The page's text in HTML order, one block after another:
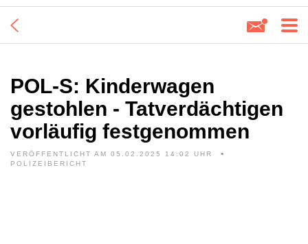
POL-S: Kinderwagen
gestohlen - Tatverdächtigen
vorläufig festgenommen
VERÖFFENTLICHT AM 05.02.2025 14:02 UHR
POLIZEIBERICHT